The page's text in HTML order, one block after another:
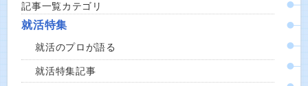
記事一覧カテゴリ
就活特集
就活のプロが語る
就活特集記事